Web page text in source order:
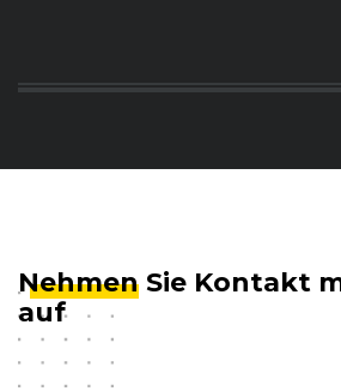
Nehmen Sie Kontakt
auf